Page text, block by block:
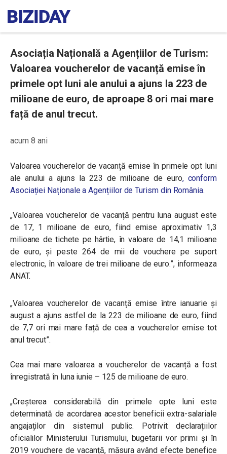
Asociația Națională a Agențiilor de Turism:
Valoarea voucherelor de vacanță emise în
primele opt luni ale anului a ajuns la 223 de
milioane de euro, de aproape 8 ori mai mare
față de anul trecut.
acum 8 ani
Valoarea voucherelor de vacanță emise în primele opt luni
ale anului a ajuns la 223 de milioane de euro, conform
Asociației Naționale a Agențiilor de Turism din România.
„Valoarea voucherelor de vacanță pentru luna august este
de 17, 1 milioane de euro, fiind emise aproximativ 1,3
milioane de tichete pe hârtie, în valoare de 14,1 milioane
de euro, și peste 264 de mii de vouchere pe suport
electronic, în valoare de trei milioane de euro.”, informeaza
ANAT.
„Valoarea voucherelor de vacanță emise între ianuarie și
august a ajuns astfel de la 223 de milioane de euro, fiind
de 7,7 ori mai mare față de cea a voucherelor emise tot
anul trecut”.
Cea mai mare valoarea a voucherelor de vacanță a fost
înregistrată în luna iunie – 125 de milioane de euro.
„Creșterea considerabilă din primele opte luni este
determinată de acordarea acestor beneficii extra-salariale
angajaților din sistemul public. Potrivit declarațiilor
oficialilor Ministerului Turismului, bugetarii vor primi și în
2019 vouchere de vacanță, măsura având efecte benefice